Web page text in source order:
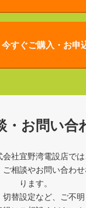
今すぐご購入・お申
・お問い合
社宜野湾電設店で
ご相談やお問い合わ
ります。
替設定など、ご不